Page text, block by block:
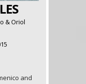
& Oriol
and